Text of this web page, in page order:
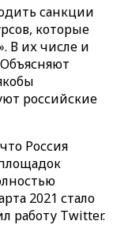
санкции
которые
В их числе и
российские
Россия
2021 стало
работу Twitter.